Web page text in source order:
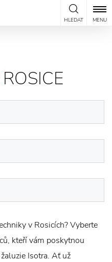
HLEDAT MENU
ROSICE
v Rosicích? Vyberte
kteří vám poskytnou
Isotra. Ať už